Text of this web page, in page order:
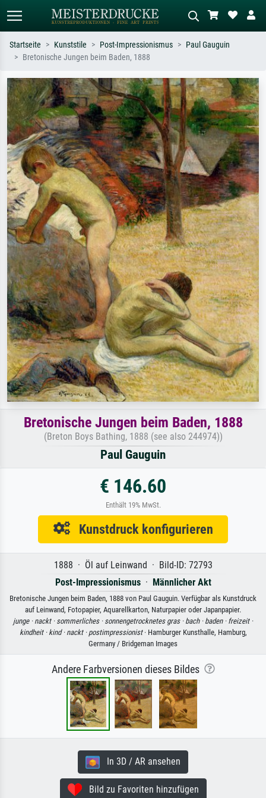
Suchen Sie nach Künstlern, Werktiteln
oder Stilen – z.B. Monet,
Sternennacht, Impressionismus, Welle
Hokusai, Akt.
Beschreiben Sie die Szene – z.B. Grüne
Wiese, Abstrakt mit viel Rot, Dunkles
Ölgemälde, Stehender Akt neben einem
Baum.
Startseite Kunststile Post-Impressionismus
Paul Gauguin
Bretonische Jungen beim Baden, 1888
Bretonische Jungen beim Baden, 1888
(Breton Boys Bathing, 1888 (see also 244974))
Paul Gauguin
€ 146.60
Enthält 19% MwSt.
Kunstdruck konfigurieren
1888 · Öl auf Leinwand · Bild-ID: 72793
Post-Impressionismus· Männlicher Akt
Bretonische Jungen beim Baden, 1888 von Paul Gauguin. Verfügbar als Kunstdruck
auf Leinwand, Fotopapier, Aquarellkarton, Naturpapier oder Japanpapier.
junge · nackt · sommerliches · sonnengetrocknetes gras · bach · baden · freizeit ·
kindheit · kind · nackt · postimpressionist· Hamburger Kunsthalle, Hamburg,
Germany / Bridgeman Images
Andere Farbversionen dieses Bildes
In 3D / AR ansehen
Bild zu Favoriten hinzufügen